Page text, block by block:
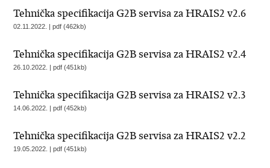
Tehnička specifikacija G2B servisa za HRAIS2 v2.6
02.11.2022. | pdf (462kb)
Tehnička specifikacija G2B servisa za HRAIS2 v2.4
26.10.2022. | pdf (451kb)
Tehnička specifikacija G2B servisa za HRAIS2 v2.3
14.06.2022. | pdf (452kb)
Tehnička specifikacija G2B servisa za HRAIS2 v2.2
19.05.2022. | pdf (451kb)